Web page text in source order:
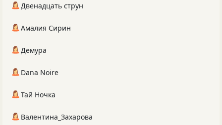
Двенадцать струн
Амалия Сирин
Демура
Dana Noire
Тай Ночка
Валентина_Захарова